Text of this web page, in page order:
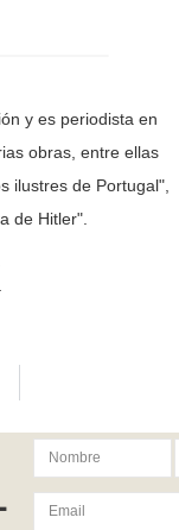
y es periodista en
obras, entre ellas
ilustres de Portugal",
de Hitler".